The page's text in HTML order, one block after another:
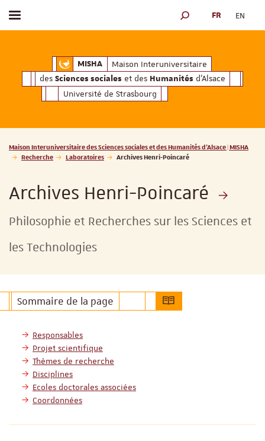
MISHAMaison Interuniversitaire des
Maison Interuniversitaire
des Sciences sociales et des Humanités d'Alsace
Université de Strasbourg
Afficher / masquer le menu MOTEUR DE
FR EN
Vous êtes ici :
Maison Interuniversitaire des Sciences sociales et des Humanités d'Alsace | MISHA
Recherche
Laboratoires Archives Henri-Poincaré
Archives Henri-Poincaré
Philosophie et Recherches sur les Sciences et
les Technologies
Sommaire de la page
Responsables
Projet scientifique
Thèmes de recherche
Disciplines
Ecoles doctorales associées
Coordonnées